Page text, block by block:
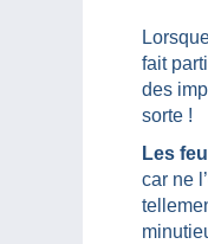
fait
des
sorte !
Les
car ne